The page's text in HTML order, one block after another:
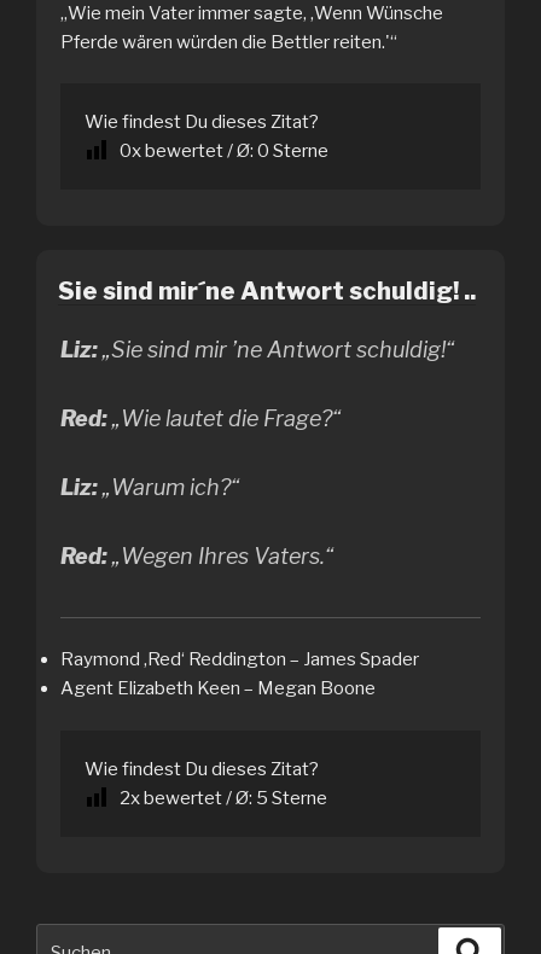
„Wie mein Vater immer sagte, ‚Wenn Wünsche
Pferde wären würden die Bettler reiten.'“
Wie findest Du dieses Zitat?
0x bewertet / Ø: 0 Sterne
Sie sind mir´ne Antwort schuldig! ..
Liz:„Sie sind mir ’ne Antwort schuldig!“
Red:„Wie lautet die Frage?“
Liz:„Warum ich?“
Red:„Wegen Ihres Vaters.“
Raymond ‚Red‘ Reddington – James Spader
Agent Elizabeth Keen – Megan Boone
Wie findest Du dieses Zitat?
2x bewertet / Ø: 5 Sterne